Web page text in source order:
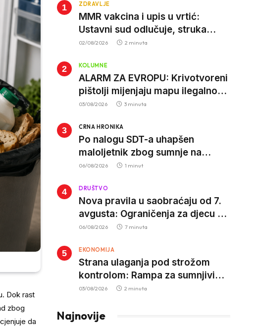
Dok rast
zbog
da
ZDRAVLJE
MMR vakcina i upis u vrtić:
Ustavni sud odlučuje, struka
poziva roditelje da vjeruju nauci
02/08/2026 2 minuta
KOLUMNE
ALARM ZA EVROPU: Krivotvoreni
pištolji mijenjaju mapu ilegalnog
tržišta, istrage ukazuju na
03/08/2026 3 minuta
CRNA HRONIKA
Po nalogu SDT-a uhapšen
maloljetnik zbog sumnje na
vrbovanje i obučavanje za
06/08/2026 1 minut
DRUŠTVO
Nova pravila u saobraćaju od 7.
avgusta: Ograničenja za djecu na
trotinetima i mlade vozače, veće
djece
06/08/2026 7 minuta
EKONOMIJA
Strana ulaganja pod strožom
kontrolom: Rampa za sumnjivi
kapital
03/08/2026 2 minuta
Najnovije